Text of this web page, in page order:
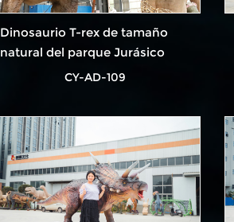
Dinosaurio T-rex de tamaño
natural del parque Jurásico
AnimatronicCY-AD-109